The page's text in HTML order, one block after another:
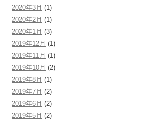
2020年3月 (1)
2020年2月 (1)
2020年1月 (3)
2019年12月 (1)
2019年11月 (1)
2019年10月 (2)
2019年8月 (1)
2019年7月 (2)
2019年6月 (2)
2019年5月 (2)